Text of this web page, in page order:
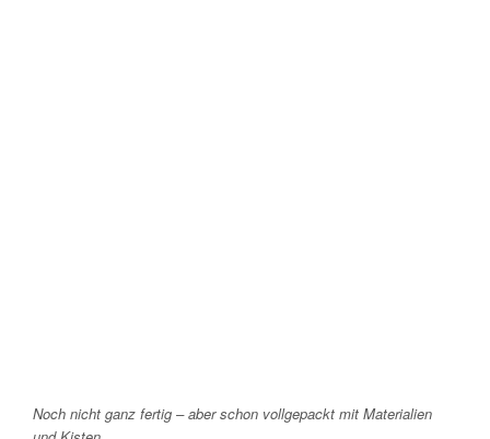
Noch nicht ganz fertig – aber schon vollgepackt mit Materialien